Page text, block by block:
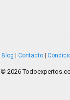
Blog Contacto
© 2026